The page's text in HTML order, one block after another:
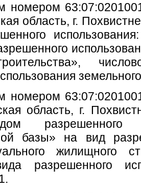
номером
область, г.
номером
область, г.
разрешенного
базы» на вид
жилищного
разрешенного